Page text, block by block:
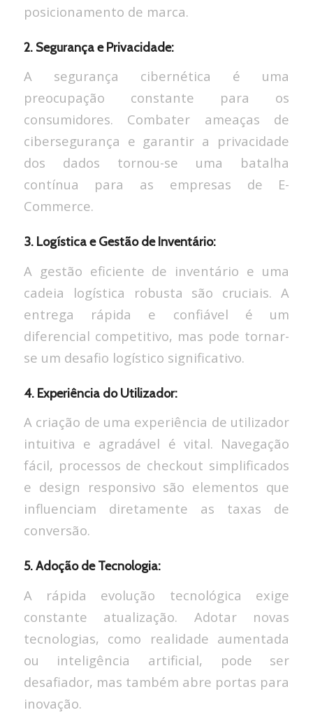
posicionamento de marca.
2. Segurança e Privacidade:
A segurança cibernética é uma
preocupação constante para os
consumidores. Combater ameaças de
cibersegurança e garantir a privacidade
dos dados tornou-se uma batalha
contínua para as empresas de E-
Commerce.
3. Logística e Gestão de Inventário:
A gestão eficiente de inventário e uma
cadeia logística robusta são cruciais. A
entrega rápida e confiável é um
diferencial competitivo, mas pode tornar-
se um desafio logístico significativo.
4. Experiência do Utilizador:
A criação de uma experiência de utilizador
intuitiva e agradável é vital. Navegação
fácil, processos de checkout simplificados
e design responsivo são elementos que
influenciam diretamente as taxas de
conversão.
5. Adoção de Tecnologia:
A rápida evolução tecnológica exige
constante atualização. Adotar novas
tecnologias, como realidade aumentada
ou inteligência artificial, pode ser
desafiador, mas também abre portas para
inovação.